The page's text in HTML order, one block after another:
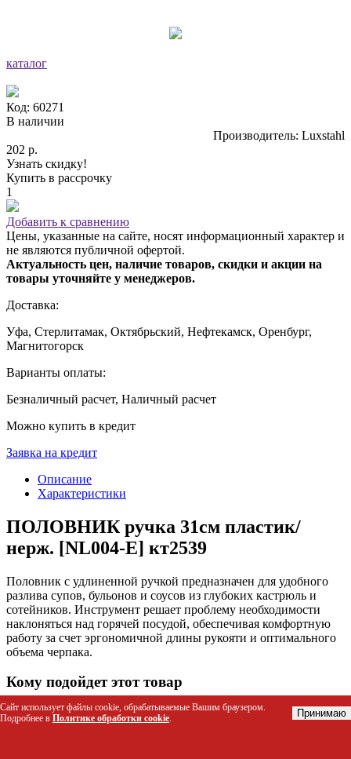
каталог
Код: 60271
В наличии
Производитель: Luxstahl
202 р.
Узнать скидку!
Купить в рассрочку
1
Добавить к сравнению
Цены, указанные на сайте, носят информационный характер и
не являются публичной офертой.
Актуальность цен, наличие товаров, скидки и акции на
товары уточняйте у менеджеров.
Доставка:
Уфа, Стерлитамак, Октябрьский, Нефтекамск, Оренбург,
Магнитогорск
Варианты оплаты:
Безналичный расчет, Наличный расчет
Можно купить в кредит
Заявка на кредит
Описание
Характеристики
ПОЛОВНИК ручка 31см пластик/
нерж. [NL004-E] кт2539
Половник с удлиненной ручкой предназначен для удобного
разлива супов, бульонов и соусов из глубоких кастрюль и
сотейников. Инструмент решает проблему необходимости
наклоняться над горячей посудой, обеспечивая комфортную
работу за счет эргономичной длины рукояти и оптимального
объема черпака.
Кому подойдет этот товар
Домашним хозяйкам для ежедневной готовки первых
блюд
Сайт использует файлы cookie, обрабатываемые Вашим браузером.
Подробнее в Политике обработки cookie. Принимаю